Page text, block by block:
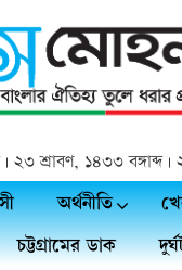
| ২৩ শ্রাবণ, ১৪৩৩
অর্থনীতি
চট্টগ্রামের ডাক